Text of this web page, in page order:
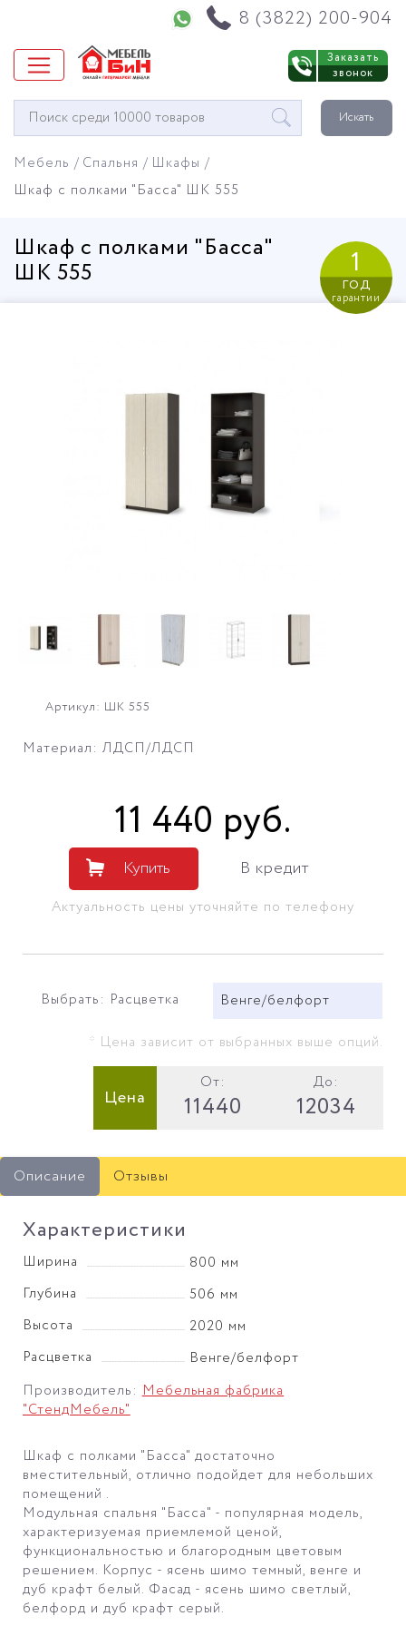
8 (3822) 200-904
Заказать
звонок
Окно
поиска
Искать
Мебель Спальня
Шкафы
Шкаф с полками "Басса" ШК 555
Шкаф с полками "Басса"
ШК 555
1
год
гарантии
Артикул: ШК 555
Материал: ЛДСП/ЛДСП
11 440 руб.
Купить В кредит
Актуальность цены уточняйте по телефону
Выбрать: Расцветка Венге/белфорт
* Цена зависит от выбранных выше опций.
Цена
От:
11440
До:
12034
Описание Отзывы
Характеристики
Ширина
800 мм
Глубина
506 мм
Высота
2020 мм
Расцветка
Венге/белфорт
Производитель:Мебельная фабрика
"СтендМебель"
Шкаф с полками "Басса" достаточно
вместительный, отлично подойдет для небольших
помещений .
Модульная спальня "Басса" - популярная модель,
характеризуемая приемлемой ценой,
функциональностью и благородным цветовым
решением. Корпус - ясень шимо темный, венге и
дуб крафт белый. Фасад - ясень шимо светлый,
белфорд и дуб крафт серый.